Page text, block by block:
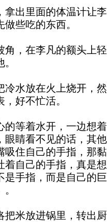
里面的体温计让李
些吃的东西。
在李凡的额头上轻
放在火上烧开，然
好不忙活。
着水开，一边想着
眼睛看不见的话，其他
吸住自己的手指，那黏
着自己的手指，真是想
是手指，而是自己的巨
放进锅里，转出厨